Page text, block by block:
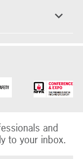
and
to your inbox.